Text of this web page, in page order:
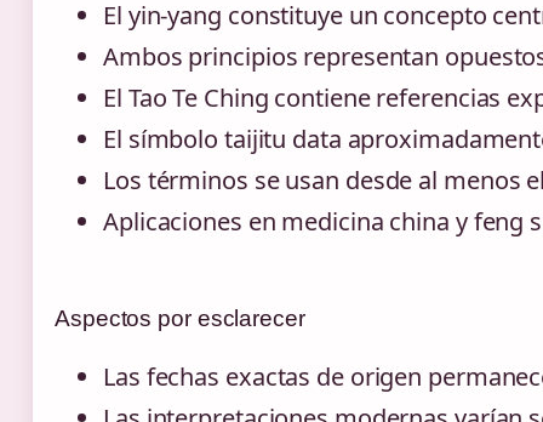
El yin-yang constituye un concepto
Ambos principios representan
El Tao Te Ching contiene referencias
El símbolo taijitu data
Los términos se usan desde al menos
Aplicaciones en medicina china y
Aspectos por esclarecer
Las fechas exactas de origen